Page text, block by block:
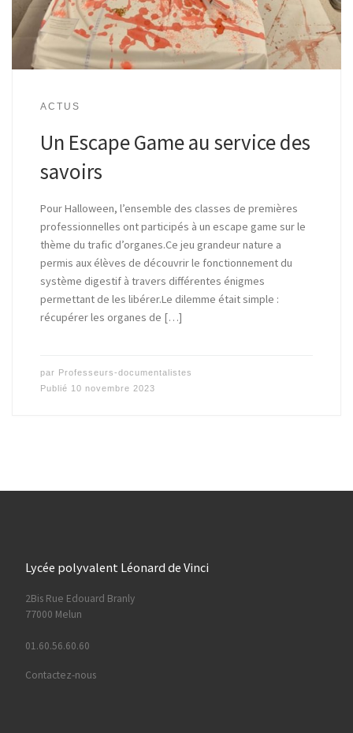
ACTUS
Un Escape Game au service des
savoirs
Pour Halloween, l’ensemble des classes de premières
professionnelles ont participés à un escape game sur le
thème du trafic d’organes.Ce jeu grandeur nature a
permis aux élèves de découvrir le fonctionnement du
système digestif à travers différentes énigmes
permettant de les libérer.Le dilemme était simple :
récupérer les organes de […]
par Professeurs-documentalistes
Publié 10 novembre 2023
Lycée polyvalent Léonard de Vinci
2Bis Rue Edouard Branly
77000 Melun
01.60.56.60.60
Contactez-nous